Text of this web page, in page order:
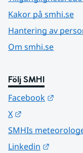
Kakor på smhi.se
Hantering av
Om smhi.se
Följ SMHI
Facebook
X
SMHIs
Linkedin